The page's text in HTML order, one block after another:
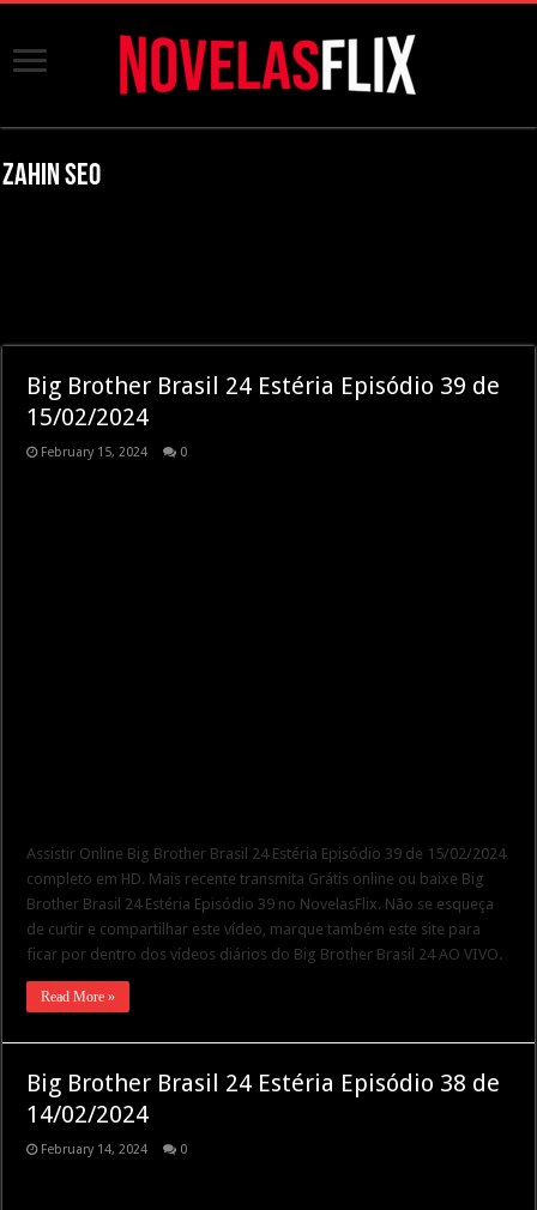
Zahin SEO
Big Brother Brasil 24 Estéria Episódio 39 de
15/02/2024
February 15, 2024 0
Assistir Online Big Brother Brasil 24 Estéria Episódio 39 de 15/02/2024
completo em HD. Mais recente transmita Grátis online ou baixe Big
Brother Brasil 24 Estéria Episódio 39 no NovelasFlix. Não se esqueça
de curtir e compartilhar este vídeo, marque também este site para
ficar por dentro dos vídeos diários do Big Brother Brasil 24 AO VIVO.
Read More »
Big Brother Brasil 24 Estéria Episódio 38 de
14/02/2024
February 14, 2024 0